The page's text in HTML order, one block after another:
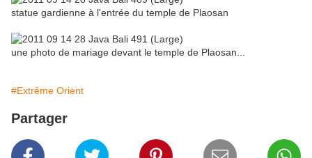
statue gardienne à l'entrée du temple de Plaosan
une photo de mariage devant le temple de Plaosan...
#Extrême Orient
Partager